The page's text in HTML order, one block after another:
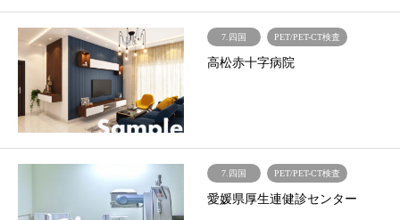
7.四国 PET/PET-CT検査
高松赤十字病院
7.四国 PET/PET-CT検査
愛媛県厚生連健診センター